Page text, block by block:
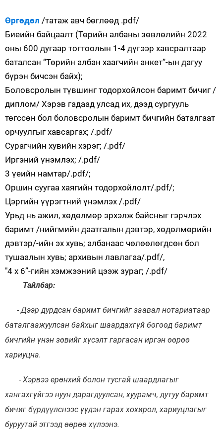
Өргөдөл /татаж авч бөглөөд .pdf/
Биеийн байцаалт (Төрийн албаны зөвлөлийн 2022
оны 600 дугаар тогтоолын 1-4 дүгээр хавсралтаар
баталсан “Төрийн албан хаагчийн анкет”-ын дагуу
бүрэн бичсэн байх);
Боловсролын түвшинг тодорхойлсон баримт бичиг /
диплом/ Хэрэв гадаад улсад их, дээд сургууль
төгссөн бол боловсролын баримт бичгийн баталгаат
орчуулгыг хавсаргах; /.pdf/
Сурагчийн хувийн хэрэг; /.pdf/
Иргэний үнэмлэх; /.pdf/
3 үеийн намтар/.pdf/;
Оршин суугаа хаягийн тодорхойлолт/.pdf/;
Цэргийн үүрэгтний үнэмлэх /.pdf/
Урьд нь ажил, хөдөлмөр эрхэлж байсныг гэрчлэх
баримт /нийгмийн даатгалын дэвтэр, хөдөлмөрийн
дэвтэр/-ийн эх хувь; албанаас чөлөөлөгдсөн бол
тушаалын хувь; архивын лавлагаа/.pdf/,
"4 х 6”-гийн хэмжээний цээж зураг; /.pdf/
Тайлбар:
- Дээр дурдсан баримт бичгийг заавал нотариатаар
баталгаажуулсан байхыг шаардахгүй бөгөөд баримт
бичгийн үнэн зөвийг хүсэлт гаргасан иргэн өөрөө
хариуцна.
- Хэрвээ ерөнхий болон тусгай шаардлагыг
хангахгүйгээ нуун дарагдуулсан,хуурамч, дутуу баримт
бичиг бүрдүүлснээс үүдэн гараххохирол,хариуцлагыг
буруутай этгээд өөрөөхүлээнэ.